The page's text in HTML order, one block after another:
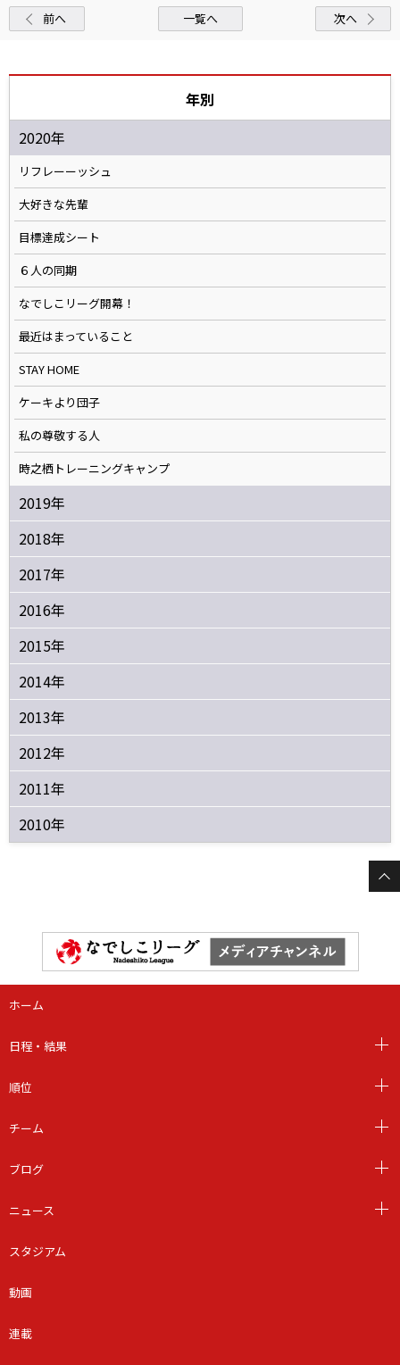
前へ 一覧へ 次へ
年別
2020年
リフレーーッシュ
大好きな先輩
目標達成シート
６人の同期
なでしこリーグ開幕！
最近はまっていること
STAY HOME
ケーキより団子
私の尊敬する人
時之栖トレーニングキャンプ
2019年
2018年
2017年
2016年
2015年
2014年
2013年
2012年
2011年
2010年
ホーム
日程・結果
順位
チーム
ブログ
ニュース
スタジアム
動画
連載